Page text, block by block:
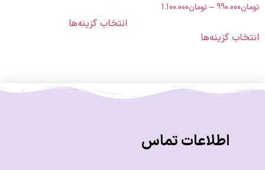
– تومان1.100.000
گزینه‌ها
انتخاب گزینه‌ها
اطلاعات تماس